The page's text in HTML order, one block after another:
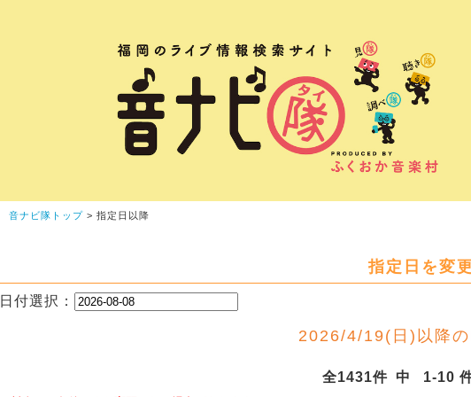
音ナビ隊トップ > 指定日以降
指定日を変
日付選択：
2026/4/19(日)以降
全1431件 中 1-10